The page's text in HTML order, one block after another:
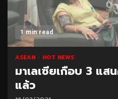
1 min read
ASEAN HOT NEWS
มาเลเซียเกือบ 3 แ
แล้ว